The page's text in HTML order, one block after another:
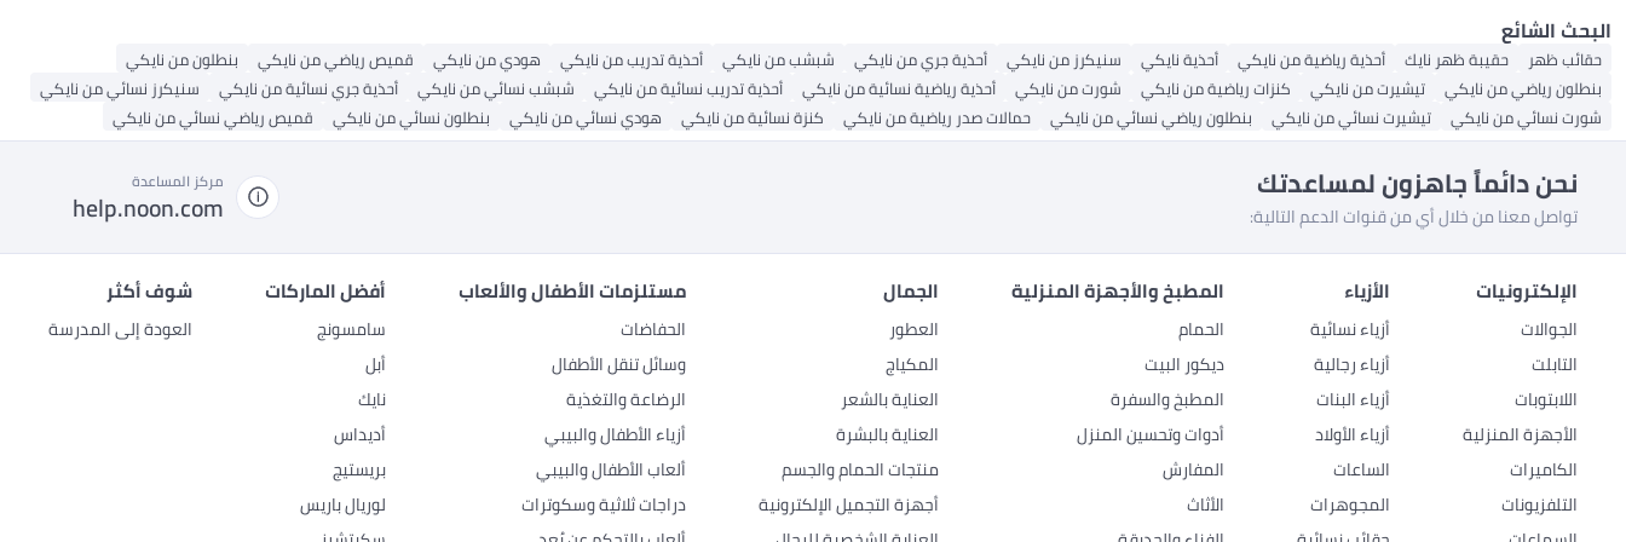
البحث الشائع
حقائب ظهر حقيبة ظهر نايك أحذية رياضية من نايكي أحذية نايكي سنيكرز من نايكي أحذية جري من نايكي شبشب من نايكي أحذية تدريب من نايكي هودي من نايكي قميص رياضي من نايكي
بنطلون من نايكي
بنطلون رياضي من نايكي
تيشيرت من نايكي كنزات رياضية من نايكي شورت من نايكي أحذية رياضية نسائية من نايكي أحذية تدريب نسائية من نايكي شبشب نسائي من نايكي أحذية جري نسائية من نايكي
سنيكرز نسائي من نايكي
شورت نسائي من نايكي
تيشيرت نسائي من نايكي بنطلون رياضي نسائي من نايكي حمالات صدر رياضية من نايكي كنزة نسائية من نايكي هودي نسائي من نايكي بنطلون نسائي من نايكي قميص رياضي نسائي من نايكي
نحن دائماً جاهزون لمساعدتك
تواصل معنا من خلال أي من قنوات الدعم التالية:
مركز المساعدة
help.noon.com
الإلكترونيات
الجوالات
التابلت
اللابتوبات
الأجهزة المنزلية
الكاميرات
التلفزيونات
الأزياء
أزياء نسائية
أزياء رجالية
أزياء البنات
أزياء الأولاد
الساعات
المجوهرات
المطبخ والأجهزة المنزلية
الحمام
ديكور البيت
المطبخ والسفرة
أدوات وتحسين المنزل
المفارش
الأثاث
الجمال
العطور
المكياج
العناية بالشعر
العناية بالبشرة
منتجات الحمام والجسم
أجهزة التجميل الإلكترونية
مستلزمات الأطفال والألعاب
الحفاضات
وسائل تنقل الأطفال
الرضاعة والتغذية
أزياء الأطفال والبيبي
ألعاب الأطفال والبيبي
دراجات ثلاثية وسكوترات
أفضل الماركات
سامسونج
أبل
نايك
أديداس
بريستيج
لوريال باريس
شوف أكثر
العودة إلى المدرسة